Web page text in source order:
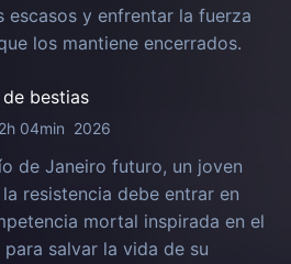
escasos y enfrentar la fuerza
los mantiene encerrados.
bestias
2h 04min 2026
de Janeiro futuro, un joven
resistencia debe entrar en
mortal inspirada en el
salvar la vida de su